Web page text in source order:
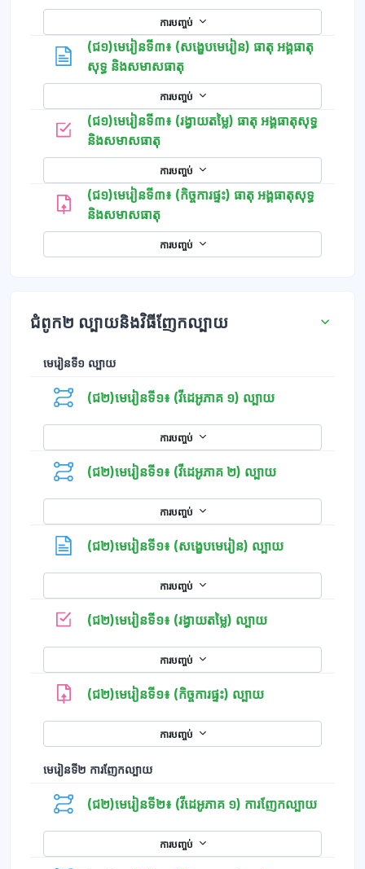
ការបញ្ចប់
(ជ១)មេរៀនទី៣៖ (សង្ខេបមេរៀន) ធាតុ​ អង្គធាតុ
សុទ្ធ និងសមាសធាតុទំព័រ
ការបញ្ចប់
(ជ១)មេរៀនទី៣៖ (រង្វាយតម្លៃ) ធាតុ​ អង្គធាតុសុទ្ធ
និងសមាសធាតុកម្រងសំណួរ
ការបញ្ចប់
(ជ១)មេរៀនទី៣៖ (កិច្ចការផ្ទះ) ធាតុ​ អង្គធាតុសុទ្ធ
និងសមាសធាតុ
ការបញ្ចប់
ជំពូក២ ល្បាយនិងវិធីញែកល្បាយ
មេរៀនទី១ ល្បាយ
(ជ២)មេរៀនទី១៖ (វីដេអូភាគ ១) ល្បាយ
ការបញ្ចប់
(ជ២)មេរៀនទី១៖ (វីដេអូភាគ ២) ល្បាយ
ការបញ្ចប់
(ជ២)មេរៀនទី១៖ (សង្ខេបមេរៀន) ល្បាយទំព័រ
ការបញ្ចប់
(ជ២)មេរៀនទី១៖ (រង្វាយតម្លៃ) ល្បាយកម្រងសំណួរ
ការបញ្ចប់
(ជ២)មេរៀនទី១៖ (កិច្ចការផ្ទះ) ល្បាយ
ការបញ្ចប់
មេរៀនទី២ ការញែកល្បាយ
(ជ២)មេរៀនទី២៖ (វីដេអូភាគ ១) ការញែកល្បាយ
ការបញ្ចប់